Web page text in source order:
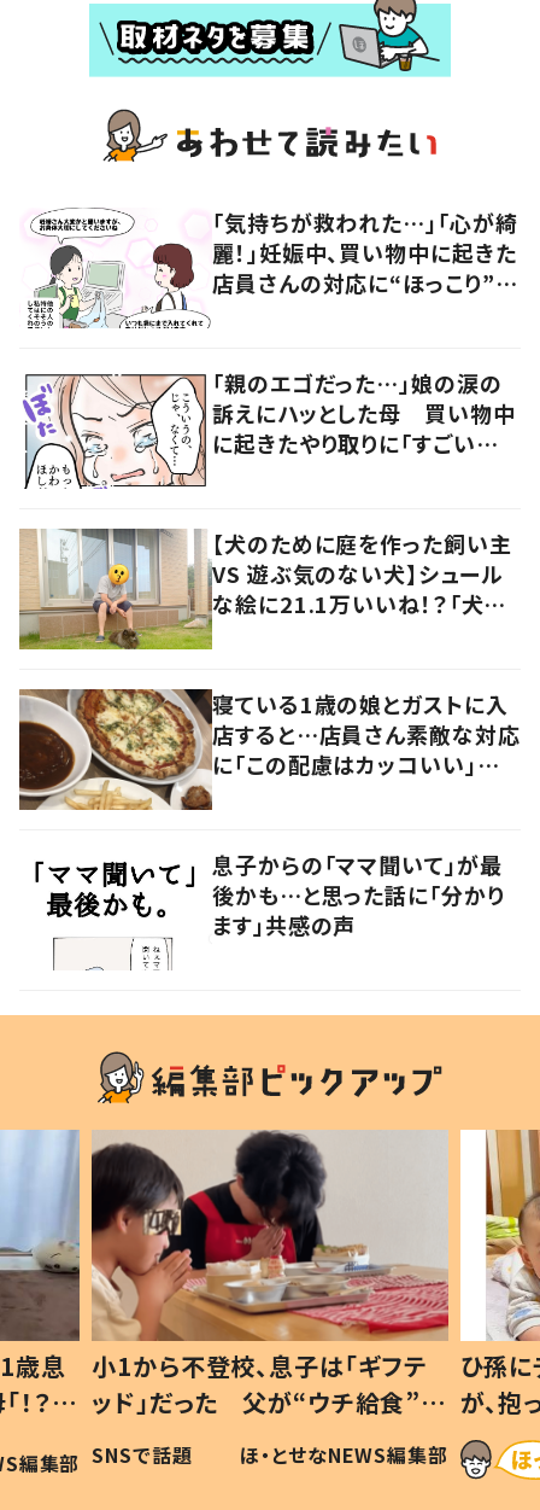
「気持ちが救われた…」「心が綺
麗！」妊娠中、買い物中に起きた
店員さんの対応に“ほっこり”し
「親のエゴだった…」娘の涙の
訴えにハッとした母 買い物中
に起きたやり取りに「すごい分
【犬のために庭を作った飼い主
VS 遊ぶ気のない犬】シュール
な絵に21.1万いいね！？「犬の
寝ている1歳の娘とガストに入
店すると…店員さん素敵な対応
に「この配慮はカッコいい」の
息子からの「ママ聞いて」が最
後かも…と思った話に「分かり
ます」共感の声
歳息
？」
編集部
小1から不登校、息子は「ギフテ
ッド」だった 父が“ウチ給食”を
作り続ける理由とは #令和の親
#令和の子
SNSで話題 ほ・とせなNEWS編集部
ひ孫
が、
「涙が
い」